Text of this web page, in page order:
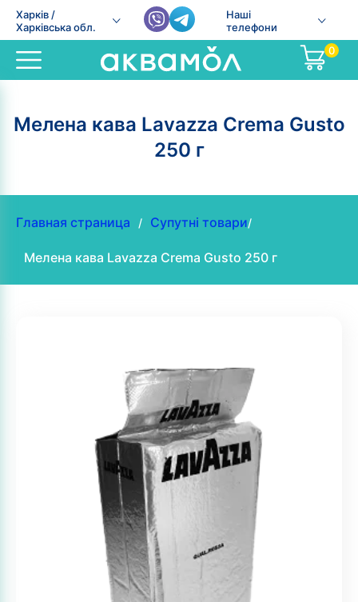
Харків /
Харківська обл.
Наші
телефони
0
Мелена кава Lavazza Сrema Gusto
250 г
Главная страница / Супутні товари/
Мелена кава Lavazza Сrema Gusto 250 г